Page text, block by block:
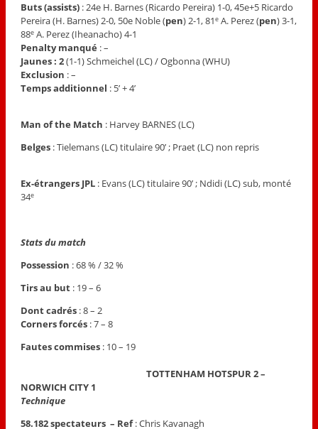
Buts (assists) : 24e H. Barnes (Ricardo Pereira) 1-0, 45e+5 Ricardo
Pereira (H. Barnes) 2-0, 50e Noble (pen) 2-1, 81eA. Perez (pen) 3-1,
88eA. Perez (Iheanacho) 4-1
Penalty manqué : –
Jaunes : 2(1-1) Schmeichel (LC) / Ogbonna (WHU)
Exclusion : –
Temps additionnel : 5’ + 4’
Man of the Match : Harvey BARNES (LC)
Belges: Tielemans (LC) titulaire 90’ ; Praet (LC) non repris
Ex-étrangers JPL : Evans (LC) titulaire 90’ ; Ndidi (LC) sub, monté
34e
Stats du match
Possession : 68 % / 32 %
Tirs au but: 19 – 6
Dont cadrés: 8 – 2
Corners forcés: 7 – 8
Fautes commises: 10 – 19
TOTTENHAM HOTSPUR 2 –
NORWICH CITY 1
Technique
58.182 spectateurs – Ref: Chris Kavanagh